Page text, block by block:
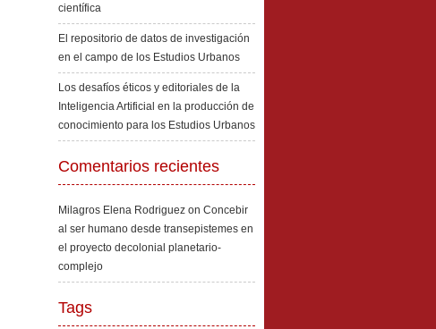
científica
El repositorio de datos de investigación
en el campo de los Estudios Urbanos
Los desafíos éticos y editoriales de la
Inteligencia Artificial en la producción de
conocimiento para los Estudios Urbanos
Comentarios recientes
Milagros Elena Rodriguez on Concebir
al ser humano desde transepistemes en
el proyecto decolonial planetario-
complejo
Tags